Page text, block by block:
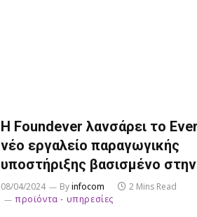
Η Foundever λανσάρει το
νέο εργαλείο παραγωγικής
υποστήριξης βασισμένο
08/04/2024 Byinfocom
2 Mins Read
προϊόντα - υπηρεσίες